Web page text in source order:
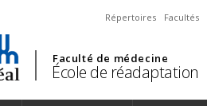
Répertoires Facultés
Faculté de médecine
École de réadaptation